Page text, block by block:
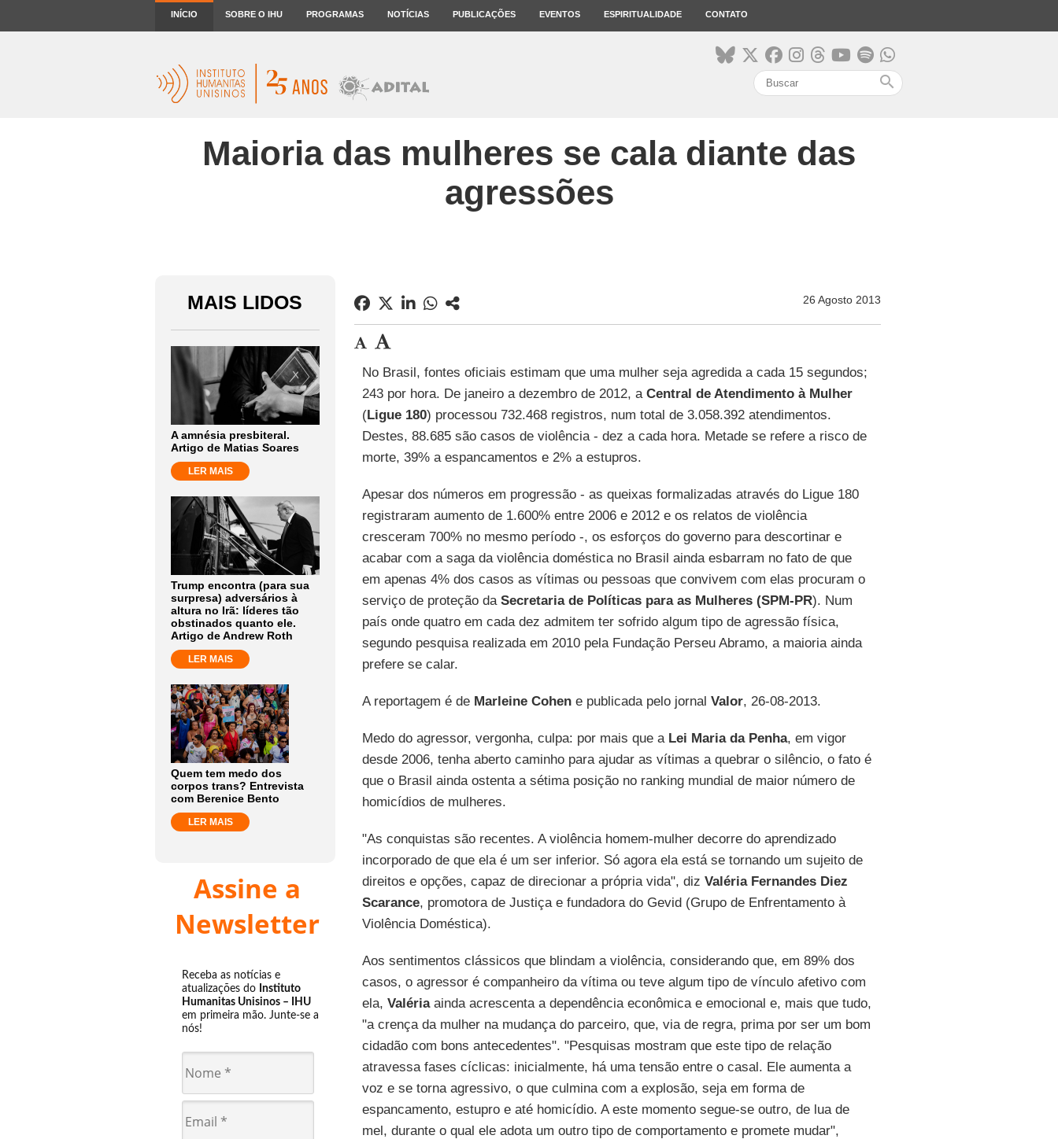
INÍCIO SOBRE O IHU PROGRAMAS NOTÍCIAS PUBLICAÇÕES EVENTOS ESPIRITUALIDADE CONTATO
search
Maioria das mulheres se cala diante das
agressões
MAIS LIDOS
A amnésia presbiteral.
Artigo de Matias Soares
LER MAIS
Trump encontra (para sua
surpresa) adversários à
altura no Irã: líderes tão
obstinados quanto ele.
Artigo de Andrew Roth
LER MAIS
Quem tem medo dos
corpos trans? Entrevista
com Berenice Bento
LER MAIS
Assine a
Newsletter
Receba as notícias e
atualizações do Instituto
Humanitas Unisinos – IHU
em primeira mão. Junte-se a
nós!
26 Agosto 2013
No Brasil, fontes oficiais estimam que uma mulher seja agredida a cada 15 segundos;
243 por hora. De janeiro a dezembro de 2012, a Central de Atendimento à Mulher
(Ligue 180) processou 732.468 registros, num total de 3.058.392 atendimentos.
Destes, 88.685 são casos de violência - dez a cada hora. Metade se refere a risco de
morte, 39% a espancamentos e 2% a estupros.
Apesar dos números em progressão - as queixas formalizadas através do Ligue 180
registraram aumento de 1.600% entre 2006 e 2012 e os relatos de violência
cresceram 700% no mesmo período -, os esforços do governo para descortinar e
acabar com a saga da violência doméstica no Brasil ainda esbarram no fato de que
em apenas 4% dos casos as vítimas ou pessoas que convivem com elas procuram o
serviço de proteção da Secretaria de Políticas para as Mulheres (SPM-PR). Num
país onde quatro em cada dez admitem ter sofrido algum tipo de agressão física,
segundo pesquisa realizada em 2010 pela Fundação Perseu Abramo, a maioria ainda
prefere se calar.
A reportagem é de Marleine Cohene publicada pelo jornal Valor, 26-08-2013.
Medo do agressor, vergonha, culpa: por mais que a Lei Maria da Penha, em vigor
desde 2006, tenha aberto caminho para ajudar as vítimas a quebrar o silêncio, o fato é
que o Brasil ainda ostenta a sétima posição no ranking mundial de maior número de
homicídios de mulheres.
"As conquistas são recentes. A violência homem-mulher decorre do aprendizado
incorporado de que ela é um ser inferior. Só agora ela está se tornando um sujeito de
direitos e opções, capaz de direcionar a própria vida", diz Valéria Fernandes Diez
Scarance, promotora de Justiça e fundadora do Gevid (Grupo de Enfrentamento à
Violência Doméstica).
Aos sentimentos clássicos que blindam a violência, considerando que, em 89% dos
casos, o agressor é companheiro da vítima ou teve algum tipo de vínculo afetivo com
ela, Valériaainda acrescenta a dependência econômica e emocional e, mais que tudo,
"a crença da mulher na mudança do parceiro, que, via de regra, prima por ser um bom
cidadão com bons antecedentes". "Pesquisas mostram que este tipo de relação
atravessa fases cíclicas: inicialmente, há uma tensão entre o casal. Ele aumenta a
voz e se torna agressivo, o que culmina com a explosão, seja em forma de
espancamento, estupro e até homicídio. A este momento segue-se outro, de lua de
mel, durante o qual ele adota um outro tipo de comportamento e promete mudar",